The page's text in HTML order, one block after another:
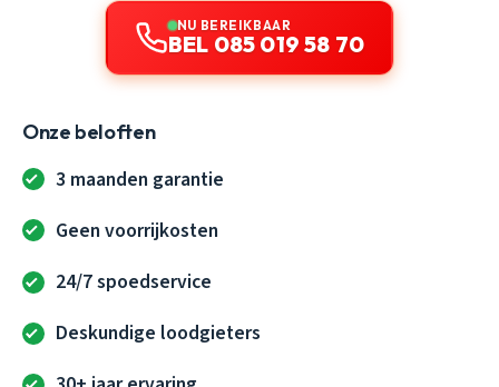
NU BEREIKBAAR
BEL 085 019 58 70
Onze beloften
3 maanden garantie
Geen voorrijkosten
24/7 spoedservice
Deskundige loodgieters